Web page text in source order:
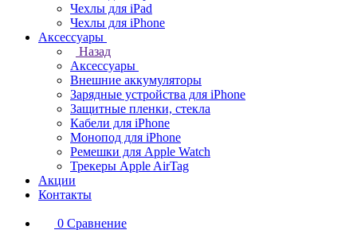
Чехлы для iPad
Чехлы для iPhone
Аксессуары
Назад
Аксессуары
Внешние аккумуляторы
Зарядные устройства для iPhone
Защитные пленки, стекла
Кабели для iPhone
Монопод для iPhone
Ремешки для Apple Watch
Трекеры Apple AirTag
Акции
Контакты
0 Сравнение